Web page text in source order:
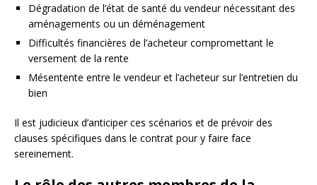
Dégradation de l’état de santé du vendeur nécessitant des
aménagements ou un déménagement
Difficultés financières de l’acheteur compromettant le
versement de la rente
Mésentente entre le vendeur et l’acheteur sur l’entretien du
bien
Il est judicieux d’anticiper ces scénarios et de prévoir des
clauses spécifiques dans le contrat pour y faire face
sereinement.